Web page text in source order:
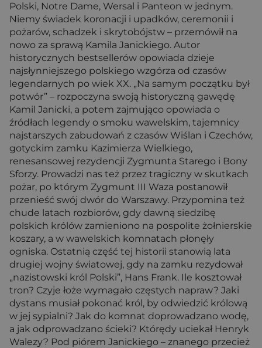
Polski, Notre Dame, Wersal i Panteon w jednym.
Niemy świadek koronacji i upadków, ceremonii i
pożarów, schadzek i skrytobójstw – przemówił na
nowo za sprawą Kamila Janickiego. Autor
historycznych bestsellerów opowiada dzieje
najsłynniejszego polskiego wzgórza od czasów
legendarnych po wiek XX. „Na samym początku był
potwór” – rozpoczyna swoją historyczną gawędę
Kamil Janicki, a potem zajmująco opowiada o
źródłach legendy o smoku wawelskim, tajemnicy
najstarszych zabudowań z czasów Wiślan i Czechów,
gotyckim zamku Kazimierza Wielkiego,
renesansowej rezydencji Zygmunta Starego i Bony
Sforzy. Prowadzi nas też przez tragiczny w skutkach
pożar, po którym Zygmunt III Waza postanowił
przenieść swój dwór do Warszawy. Przypomina też
chude latach rozbiorów, gdy dawną siedzibę
polskich królów zamieniono na pospolite żołnierskie
koszary, a w wawelskich komnatach płonęły
ogniska. Ostatnią część tej historii stanowią lata
drugiej wojny światowej, gdy na zamku rezydował
„nazistowski król Polski”, Hans Frank. Ile kosztował
tron? Czyje łoże wymagało częstych napraw? Jaki
dystans musiał pokonać król, by odwiedzić królową
w jej sypialni? Jak do komnat doprowadzano wodę,
a jak odprowadzano ścieki? Którędy uciekał Henryk
Walezy? Pod piórem Janickiego – znanego przecież